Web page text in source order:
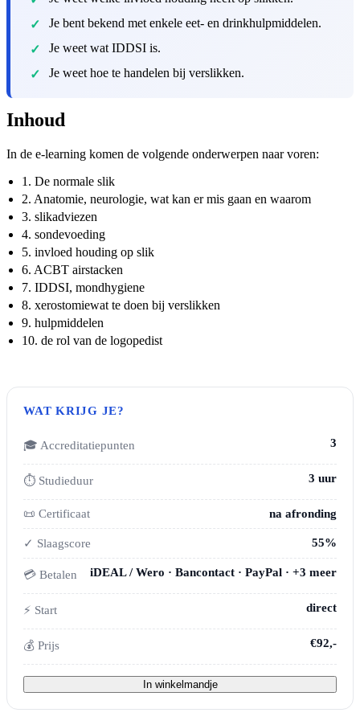
Je bent bekend met enkele eet- en drinkhulpmiddelen.
Je weet wat IDDSI is.
Je weet hoe te handelen bij verslikken.
Inhoud
In de e-learning komen de volgende onderwerpen naar voren:
1. De normale slik
2. Anatomie, neurologie, wat kan er mis gaan en waarom
3. slikadviezen
4. sondevoeding
5. invloed houding op slik
6. ACBT airstacken
7. IDDSI, mondhygiene
8. xerostomiewat te doen bij verslikken
9. hulpmiddelen
10. de rol van de logopedist
WAT KRIJG JE?
🎓 Accreditatiepunten 3
⏱ Studieduur 3 uur
📜 Certificaat na afronding
✓ Slaagscore 55%
💳 Betalen iDEAL / Wero · Bancontact · PayPal · +3 meer
⚡ Start direct
💰 Prijs €92,-
In winkelmandje